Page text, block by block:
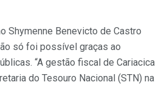
Shymenne Benevicto de Castro
só foi possível graças ao
“A gestão fiscal de Cariacica
do Tesouro Nacional (STN) na